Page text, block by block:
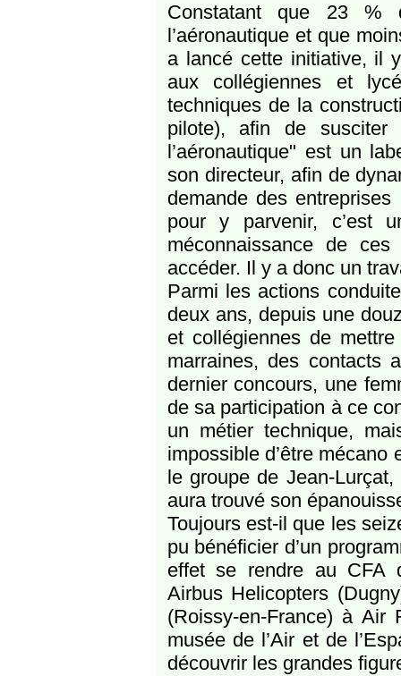
Constatant que 23 %
l’aéronautique et que
a lancé cette initiative, il
aux collégiennes et
techniques de la
pilote), afin de susciter
l’aéronautique" est un
son directeur, afin de
demande des
pour y parvenir, c’est
méconnaissance de
accéder. Il y a donc un
Parmi les actions
deux ans, depuis une
et collégiennes de
marraines, des contacts
dernier concours, une
de sa participation à ce
un métier technique,
impossible d’être
le groupe de Jean-
aura trouvé son
Toujours est-il que les
pu bénéficier d’un
effet se rendre au CFA
Airbus Helicopters
(Roissy-en-France) à Air
musée de l’Air et de
découvrir les grandes